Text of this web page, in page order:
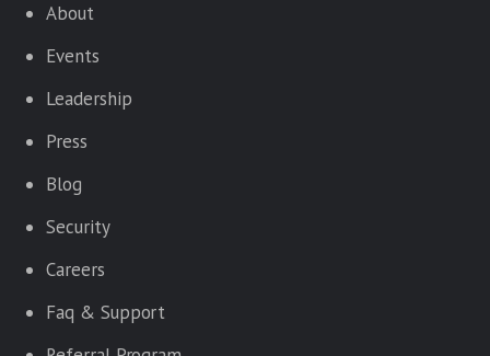
About
Events
Leadership
Press
Blog
Security
Careers
Faq & Support